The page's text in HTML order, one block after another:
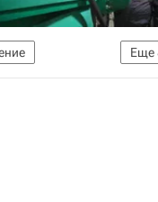
Еще
Отопление